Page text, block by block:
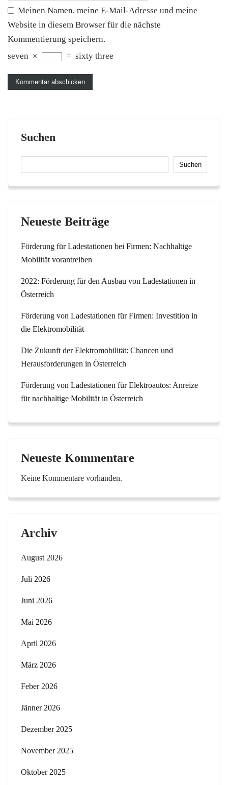
Meinen Namen, meine E-Mail-Adresse und meine
Website in diesem Browser für die nächste
Kommentierung speichern.
seven × = sixty three
Suchen
Suchen
Neueste Beiträge
Förderung für Ladestationen bei Firmen: Nachhaltige
Mobilität vorantreiben
2022: Förderung für den Ausbau von Ladestationen in
Österreich
Förderung von Ladestationen für Firmen: Investition in
die Elektromobilität
Die Zukunft der Elektromobilität: Chancen und
Herausforderungen in Österreich
Förderung von Ladestationen für Elektroautos: Anreize
für nachhaltige Mobilität in Österreich
Neueste Kommentare
Keine Kommentare vorhanden.
Archiv
August 2026
Juli 2026
Juni 2026
Mai 2026
April 2026
März 2026
Feber 2026
Jänner 2026
Dezember 2025
November 2025
Oktober 2025